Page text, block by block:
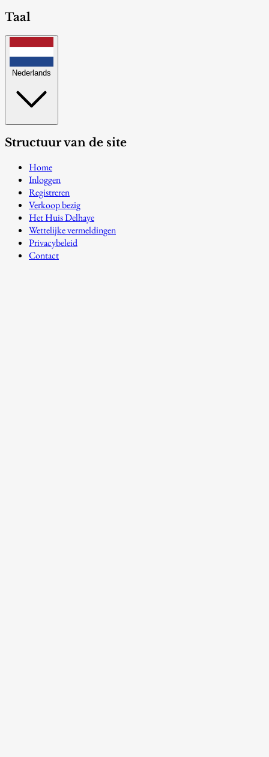
Taal
Nederlands
Structuur van de site
Home
Inloggen
Registreren
Verkoop bezig
Het Huis Delhaye
Wettelijke vermeldingen
Privacybeleid
Contact